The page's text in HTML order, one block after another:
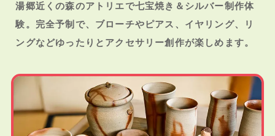
湯郷近くの森のアトリエで七宝焼き＆シルバー制作体
験。完全予制で、ブローチやピアス、イヤリング、リ
ングなどゆったりとアクセサリー創作が楽しめます。